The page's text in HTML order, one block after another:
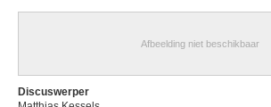
Afbeelding niet beschikbaar
Discuswerper